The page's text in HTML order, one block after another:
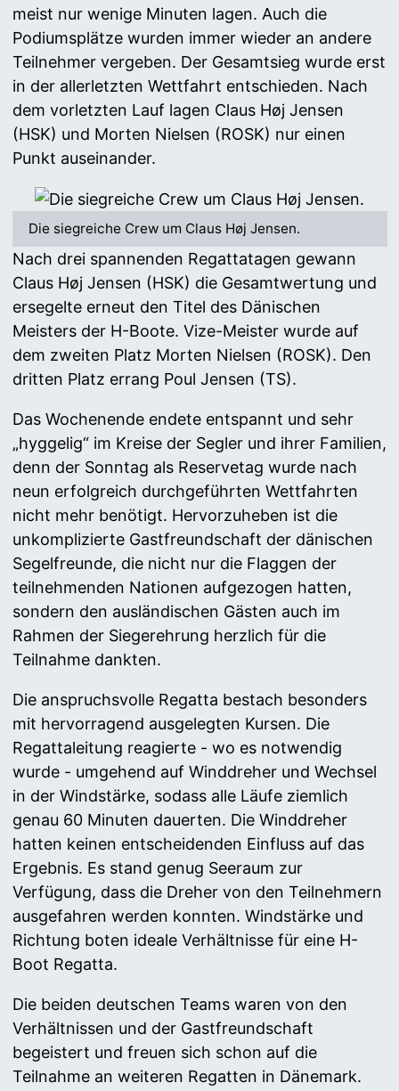
meist nur wenige Minuten lagen. Auch die
Podiumsplätze wurden immer wieder an andere
Teilnehmer vergeben. Der Gesamtsieg wurde erst
in der allerletzten Wettfahrt entschieden. Nach
dem vorletzten Lauf lagen Claus Høj Jensen
(HSK) und Morten Nielsen (ROSK) nur einen
Punkt auseinander.
Die siegreiche Crew um Claus Høj Jensen.
Nach drei spannenden Regattatagen gewann
Claus Høj Jensen (HSK) die Gesamtwertung und
ersegelte erneut den Titel des Dänischen
Meisters der H-Boote. Vize-Meister wurde auf
dem zweiten Platz Morten Nielsen (ROSK). Den
dritten Platz errang Poul Jensen (TS).
Das Wochenende endete entspannt und sehr
„hyggelig“ im Kreise der Segler und ihrer Familien,
denn der Sonntag als Reservetag wurde nach
neun erfolgreich durchgeführten Wettfahrten
nicht mehr benötigt. Hervorzuheben ist die
unkomplizierte Gastfreundschaft der dänischen
Segelfreunde, die nicht nur die Flaggen der
teilnehmenden Nationen aufgezogen hatten,
sondern den ausländischen Gästen auch im
Rahmen der Siegerehrung herzlich für die
Teilnahme dankten.
Die anspruchsvolle Regatta bestach besonders
mit hervorragend ausgelegten Kursen. Die
Regattaleitung reagierte - wo es notwendig
wurde - umgehend auf Winddreher und Wechsel
in der Windstärke, sodass alle Läufe ziemlich
genau 60 Minuten dauerten. Die Winddreher
hatten keinen entscheidenden Einfluss auf das
Ergebnis. Es stand genug Seeraum zur
Verfügung, dass die Dreher von den Teilnehmern
ausgefahren werden konnten. Windstärke und
Richtung boten ideale Verhältnisse für eine H-
Boot Regatta.
Die beiden deutschen Teams waren von den
Verhältnissen und der Gastfreundschaft
begeistert und freuen sich schon auf die
Teilnahme an weiteren Regatten in Dänemark.